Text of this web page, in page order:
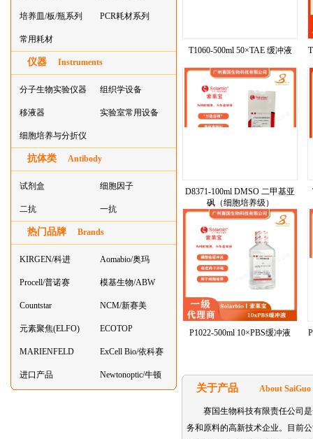
培养皿/板/瓶系列 PCR耗材系列
常用耗材
仪器 Instruments
分子生物实验仪器 组织学设备
移液器 实验室常用设备
细胞培养与分折仪
器叠
抗体类 Antibody
试剂盒 细胞因子
二抗 一抗
热门品牌 Brands
KIRGEN/科进 Aomabio/奥玛
Procell/普诺赛 模基生物/ABW
Countstar NCM/新赛美
元素聚焦(ELFO) ECOTOP
MARIENFELD ExCell Bio/依科赛
进口产品 Newtonoptic/牛顿
T1060-500ml 50×TAE 缓冲液
D8371-100ml DMSO 二甲基亚
砜（细胞培养级）
P1022-500ml 10×PBS缓冲液
关于产品 About SaiGuo
赛国生物科技有限责任公司
务和原料的高新技术企业。目前公